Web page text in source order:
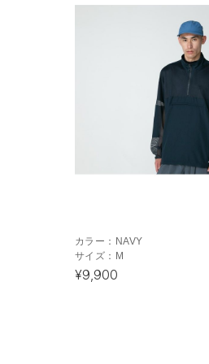
カラー： NAVY
サイズ： M
¥9,900